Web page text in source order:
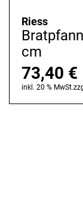
Riess
cm
73,40 €
inkl. 20 % MwSt.